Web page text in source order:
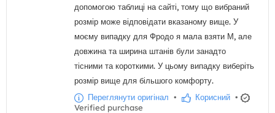
допомогою таблиці на сайті, тому що вибраний
розмір може відповідати вказаному вище. У
моєму випадку для Фродо я мала взяти М, але
довжина та ширина штанів були занадто
тісними та короткими. У цьому випадку виберіть
розмір вище для більшого комфорту.
Переглянути оригінал • Корисний •
Verified purchase